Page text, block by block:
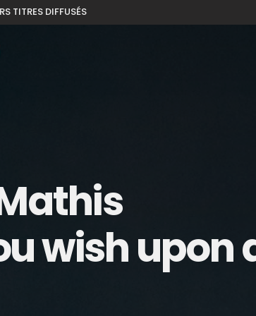
TITRES DIFFUSÉS
wish upon